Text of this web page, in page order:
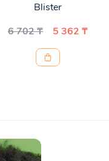
Blister
6 702 ₸
5 362 ₸